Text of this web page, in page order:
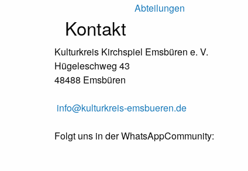
Abteilungen
Kontakt
Kulturkreis Kirchspiel Emsbüren e. V.
Hügeleschweg 43
48488 Emsbüren
info@kulturkreis-emsbueren.de
Folgt uns in der WhatsAppCommunity: